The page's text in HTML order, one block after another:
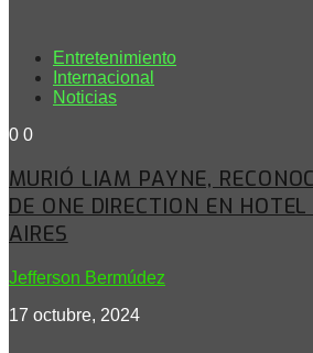
Entretenimiento
Internacional
Noticias
0 0
MURIÓ LIAM PAYNE,
DE ONE DIRECTION EN
AIRES
Jefferson Bermúdez
17 octubre, 2024